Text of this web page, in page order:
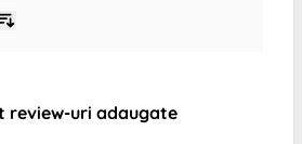
review-uri adaugate